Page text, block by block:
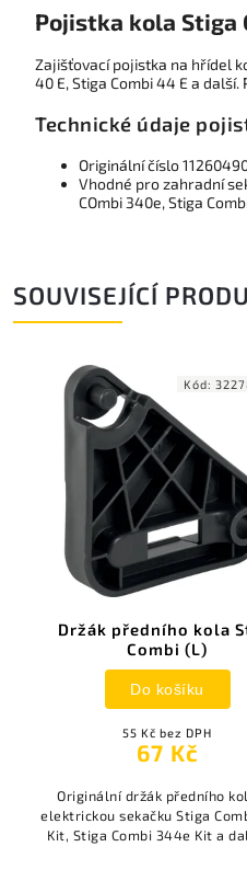
Pojistka kola Stiga
Zajišťovací pojistka na hřídel
40 E, Stiga Combi 44 E a
Technické údaje
Originální číslo
Vhodné pro zahradní
COmbi 340e, Stiga
SOUVISEJÍCÍ
Držák předního kola
Combi (L)
55 Kč bez DPH
67 Kč
Do košíku
Originální držák předního
elektrickou sekačku Stiga
Kit, Stiga Combi 344e Kit a
Kód: